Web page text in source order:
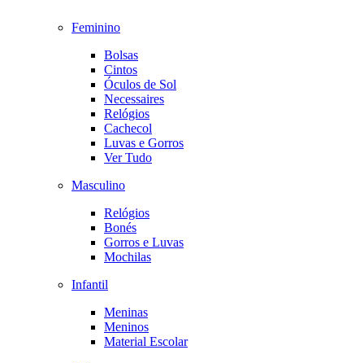
Feminino
Bolsas
Cintos
Óculos de Sol
Necessaires
Relógios
Cachecol
Luvas e Gorros
Ver Tudo
Masculino
Relógios
Bonés
Gorros e Luvas
Mochilas
Infantil
Meninas
Meninos
Material Escolar